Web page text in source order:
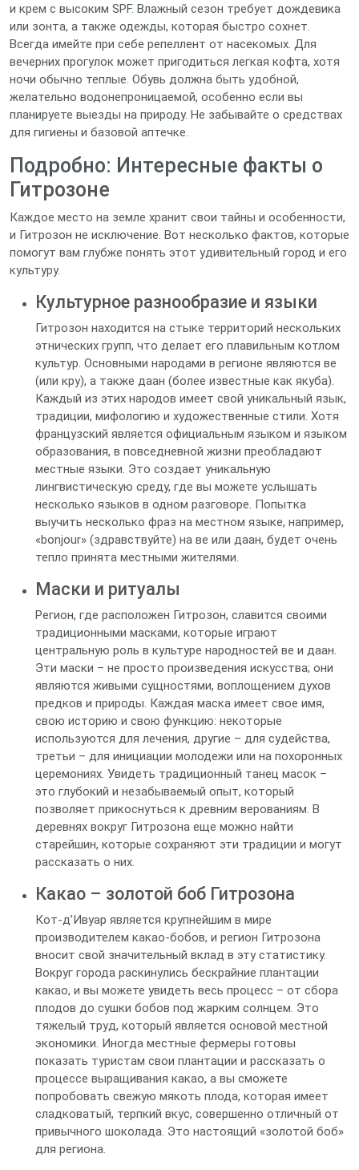
и крем с высоким SPF. Влажный сезон требует дождевика
или зонта, а также одежды, которая быстро сохнет.
Всегда имейте при себе репеллент от насекомых. Для
вечерних прогулок может пригодиться легкая кофта, хотя
ночи обычно теплые. Обувь должна быть удобной,
желательно водонепроницаемой, особенно если вы
планируете выезды на природу. Не забывайте о средствах
для гигиены и базовой аптечке.
Подробно: Интересные факты о
Гитрозоне
Каждое место на земле хранит свои тайны и особенности,
и Гитрозон не исключение. Вот несколько фактов, которые
помогут вам глубже понять этот удивительный город и его
культуру.
Культурное разнообразие и языки
Гитрозон находится на стыке территорий нескольких
этнических групп, что делает его плавильным котлом
культур. Основными народами в регионе являются ве
(или кру), а также даан (более известные как якуба).
Каждый из этих народов имеет свой уникальный язык,
традиции, мифологию и художественные стили. Хотя
французский является официальным языком и языком
образования, в повседневной жизни преобладают
местные языки. Это создает уникальную
лингвистическую среду, где вы можете услышать
несколько языков в одном разговоре. Попытка
выучить несколько фраз на местном языке, например,
«bonjour» (здравствуйте) на ве или даан, будет очень
тепло принята местными жителями.
Маски и ритуалы
Регион, где расположен Гитрозон, славится своими
традиционными масками, которые играют
центральную роль в культуре народностей ве и даан.
Эти маски – не просто произведения искусства; они
являются живыми сущностями, воплощением духов
предков и природы. Каждая маска имеет свое имя,
свою историю и свою функцию: некоторые
используются для лечения, другие – для судейства,
третьи – для инициации молодежи или на похоронных
церемониях. Увидеть традиционный танец масок –
это глубокий и незабываемый опыт, который
позволяет прикоснуться к древним верованиям. В
деревнях вокруг Гитрозона еще можно найти
старейшин, которые сохраняют эти традиции и могут
рассказать о них.
Какао – золотой боб Гитрозона
Кот-д’Ивуар является крупнейшим в мире
производителем какао-бобов, и регион Гитрозона
вносит свой значительный вклад в эту статистику.
Вокруг города раскинулись бескрайние плантации
какао, и вы можете увидеть весь процесс – от сбора
плодов до сушки бобов под жарким солнцем. Это
тяжелый труд, который является основой местной
экономики. Иногда местные фермеры готовы
показать туристам свои плантации и рассказать о
процессе выращивания какао, а вы сможете
попробовать свежую мякоть плода, которая имеет
сладковатый, терпкий вкус, совершенно отличный от
привычного шоколада. Это настоящий «золотой боб»
для региона.